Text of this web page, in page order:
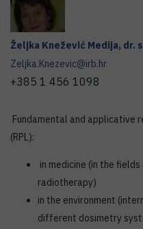
Željka Knežević Medija, dr.
Zeljka.Knezevic@irb.hr
+385 1 456 1098
Fundamental and applicative
(RPL):
in medicine (in the
radiotherapy)
in the environment
different dosimetry